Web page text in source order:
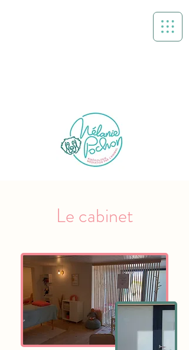
Le cabinet